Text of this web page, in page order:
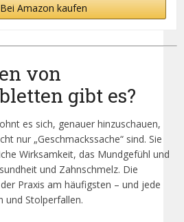
Bei Amazon kaufen
von
gibt es?
es sich, genauer hinzuschauen,
nur „Geschmackssache“ sind. Sie
Wirksamkeit, das Mundgefühl und
und Zahnschmelz. Die
Praxis am häufigsten – und jede
und Stolperfallen.